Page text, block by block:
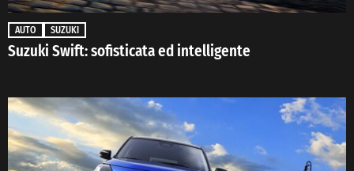
AUTO SUZUKI
Suzuki Swift: sofisticata ed intelligente